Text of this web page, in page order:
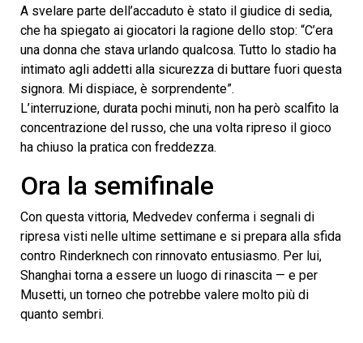
A svelare parte dell’accaduto è stato il giudice di sedia,
che ha spiegato ai giocatori la ragione dello stop: “C’era
una donna che stava urlando qualcosa. Tutto lo stadio ha
intimato agli addetti alla sicurezza di buttare fuori questa
signora. Mi dispiace, è sorprendente”.
L’interruzione, durata pochi minuti, non ha però scalfito la
concentrazione del russo, che una volta ripreso il gioco
ha chiuso la pratica con freddezza.
Ora la semifinale
Con questa vittoria, Medvedev conferma i segnali di
ripresa visti nelle ultime settimane e si prepara alla sfida
contro Rinderknech con rinnovato entusiasmo. Per lui,
Shanghai torna a essere un luogo di rinascita — e per
Musetti, un torneo che potrebbe valere molto più di
quanto sembri.